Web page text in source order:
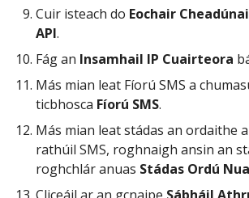
Cuir isteach do Eochair
API.
Fág an Insamhail IP Cuairteora
Más mian leat Fíorú SMS a
ticbhosca Fíorú SMS.
Más mian leat stádas an ordaithe
rathúil SMS, roghnaigh ansin an
roghchlár anuas Stádas Ordú Nua